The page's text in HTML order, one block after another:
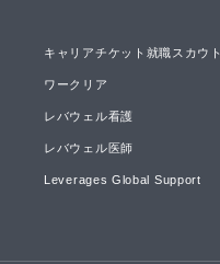
キャリアチケット就職スカウト
ワークリア
レバウェル看護
レバウェル医師
Leverages Global Support